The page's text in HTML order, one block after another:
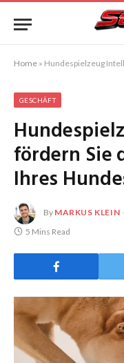
Home » Hundespielzeug
GESCHÄFT
fördern Sie
Ihres
By MARKUS KLEIN
5 Mins Read